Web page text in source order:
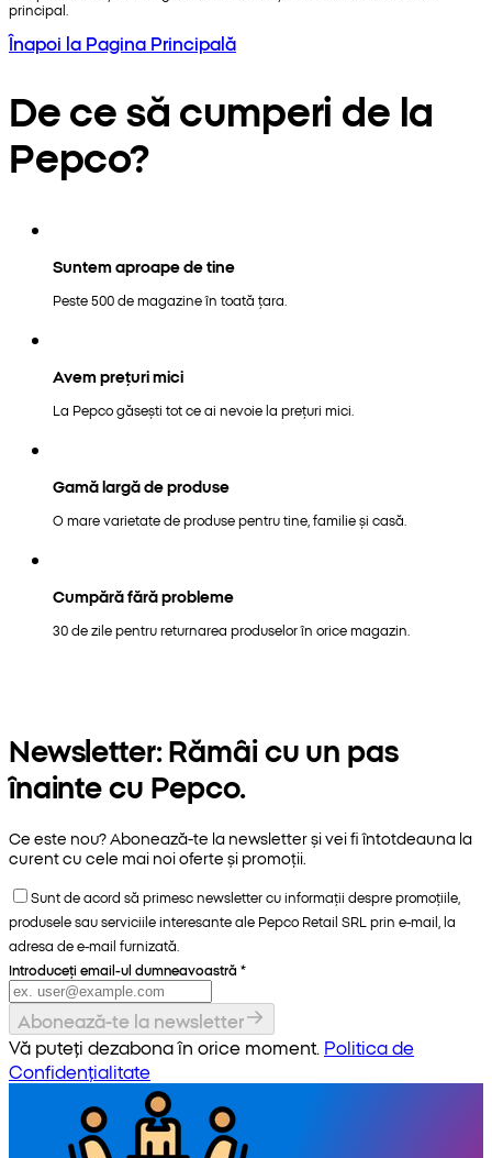
principal.
Înapoi la Pagina Principală
De ce să cumperi de la
Pepco?
Suntem aproape de tine
Peste 500 de magazine în toată țara.
Avem prețuri mici
La Pepco găsești tot ce ai nevoie la prețuri mici.
Gamă largă de produse
O mare varietate de produse pentru tine, familie și casă.
Cumpără fără probleme
30 de zile pentru returnarea produselor în orice magazin.
Newsletter: Rămâi cu un pas
înainte cu Pepco.
Ce este nou? Abonează-te la newsletter și vei fi întotdeauna la
curent cu cele mai noi oferte și promoții.
Sunt de acord să primesc newsletter cu informații despre promoțiile,
produsele sau serviciile interesante ale Pepco Retail SRL prin e-mail, la
adresa de e-mail furnizată.
Introduceți email-ul dumneavoastră *
Abonează-te la newsletter
Vă puteți dezabona în orice moment. Politica de
Confidențialitate